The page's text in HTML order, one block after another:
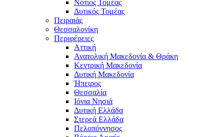
Νότιος Τομέας
Δυτικός Τομέας
Πειραιάς
Θεσσαλονίκη
Περιφέρειες
Αττική
Ανατολική Μακεδονία & Θράκη
Κεντρική Μακεδονία
Δυτική Μακεδονία
Ήπειρος
Θεσσαλία
Ιόνια Νησιά
Δυτική Ελλάδα
Στερεά Ελλάδα
Πελοπόννησος